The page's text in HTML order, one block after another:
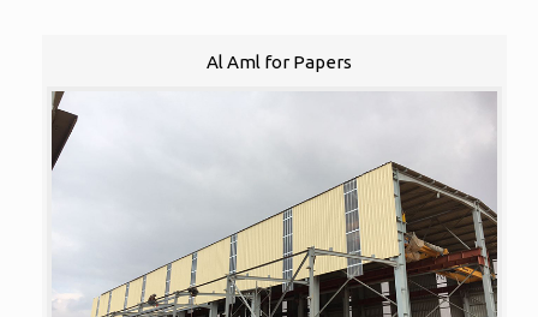
Al Aml for Papers